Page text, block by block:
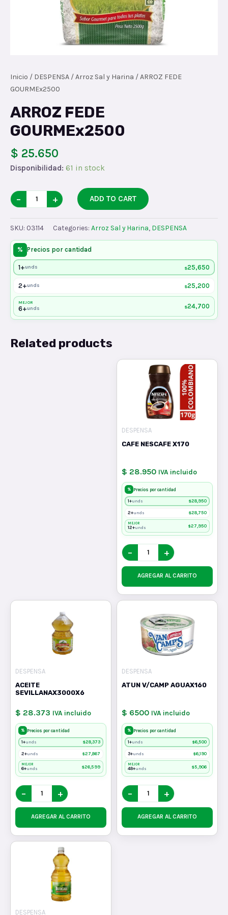
Inicio / DESPENSA /Arroz Sal y Harina / ARROZ FEDE
GOURMEx2500
ARROZ FEDE
GOURMEx2500
$ 25.650
Disponibilidad: 61 in stock
ARROZ
FEDE
GOURMEx2500
quantity
− + ADD TO CART
SKU: 03114 Categories: Arroz Sal y Harina, DESPENSA
% Precios por cantidad
1+unds $25,650
2+unds $25,200
MEJOR
6+unds $24,700
Related products
DESPENSA
CAFE NESCAFE X170
$ 28.950 IVA incluido
% Precios por cantidad
1+unds $28,950
2+unds $28,750
MEJOR
12+unds $27,950
− +
AGREGAR AL CARRITO
DESPENSA
ACEITE
SEVILLANAX3000X6
$ 28.373 IVA incluido
% Precios por cantidad
1+unds $28,373
2+unds $27,867
MEJOR
6+unds $26,599
− +
AGREGAR AL CARRITO
DESPENSA
ATUN V/CAMP AGUAX160
$ 6500 IVA incluido
% Precios por cantidad
1+unds $6,500
3+unds $6,190
MEJOR
48+unds $5,906
− +
AGREGAR AL CARRITO
DESPENSA